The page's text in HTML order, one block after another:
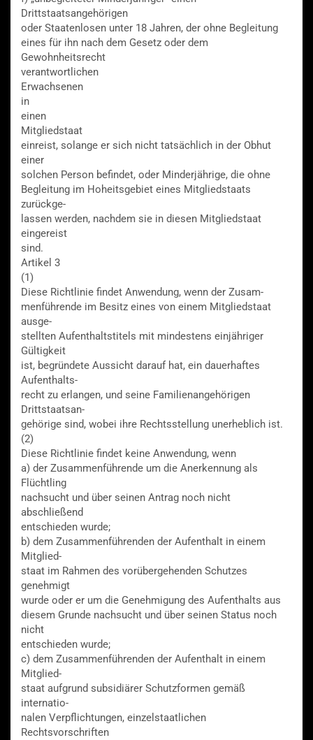
Drittstaatsangehörigen
oder Staatenlosen unter 18 Jahren, der ohne Begleitung
eines für ihn nach dem Gesetz oder dem
Gewohnheitsrecht
verantwortlichen
Erwachsenen
in
einen
Mitgliedstaat
einreist, solange er sich nicht tatsächlich in der Obhut
einer
solchen Person befindet, oder Minderjährige, die ohne
Begleitung im Hoheitsgebiet eines Mitgliedstaats
zurückge-
lassen werden, nachdem sie in diesen Mitgliedstaat
eingereist
sind.
Artikel 3
(1)
Diese Richtlinie findet Anwendung, wenn der Zusam-
menführende im Besitz eines von einem Mitgliedstaat
ausge-
stellten Aufenthaltstitels mit mindestens einjähriger
Gültigkeit
ist, begründete Aussicht darauf hat, ein dauerhaftes
Aufenthalts-
recht zu erlangen, und seine Familienangehörigen
Drittstaatsan-
gehörige sind, wobei ihre Rechtsstellung unerheblich ist.
(2)
Diese Richtlinie findet keine Anwendung, wenn
a) der Zusammenführende um die Anerkennung als
Flüchtling
nachsucht und über seinen Antrag noch nicht
abschließend
entschieden wurde;
b) dem Zusammenführenden der Aufenthalt in einem
Mitglied-
staat im Rahmen des vorübergehenden Schutzes
genehmigt
wurde oder er um die Genehmigung des Aufenthalts aus
diesem Grunde nachsucht und über seinen Status noch
nicht
entschieden wurde;
c) dem Zusammenführenden der Aufenthalt in einem
Mitglied-
staat aufgrund subsidiärer Schutzformen gemäß
internatio-
nalen Verpflichtungen, einzelstaatlichen
Rechtsvorschriften